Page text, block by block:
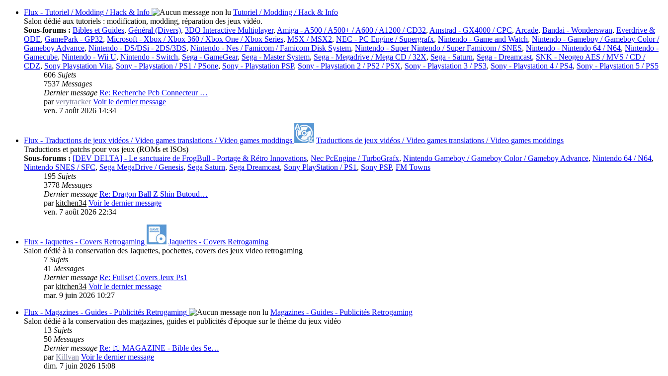
Flux - Tutoriel / Modding / Hack & Info
Tutoriel / Modding / Hack & Info
Salon dédié aux tutoriels : modification, modding, réparation des jeux vidéo.
Sous-forums : Bibles et Guides, Général (Divers), 3DO Interactive Multiplayer, Amiga - A500 / A500+ / A600 / A1200 / CD32, Amstrad - GX4000 / CPC, Arcade, Bandai - Wonderswan, Everdrive &
ODE, GamePark - GP32, Microsoft - Xbox / Xbox 360 / Xbox One / Xbox Series, MSX / MSX2, NEC - PC Engine / Supergrafx, Nintendo - Game and Watch, Nintendo - Gameboy / Gameboy Color /
Gameboy Advance, Nintendo - DS/DSi - 2DS/3DS, Nintendo - Nes / Famicom / Famicom Disk System, Nintendo - Super Nintendo / Super Famicom / SNES, Nintendo - Nintendo 64 / N64, Nintendo -
Gamecube, Nintendo - Wii U, Nintendo - Switch, Sega - GameGear, Sega - Master System, Sega - Megadrive / Mega CD / 32X, Sega - Saturn, Sega - Dreamcast, SNK - Neogeo AES / MVS / CD /
CDZ, Sony Playstation Vita, Sony - Playstation / PS1 / PSone, Sony - Playstation PSP, Sony - Playstation 2 / PS2 / PSX, Sony - Playstation 3 / PS3, Sony - Playstation 4 / PS4, Sony - Playstation 5 / PS5
606 Sujets
7537 Messages
Dernier message Re: Recherche Pcb Connecteur …
parverytracker Voir le dernier message
ven. 7 août 2026 14:34
Flux - Traductions de jeux vidéos / Video games translations / Video games moddings
Traductions de jeux vidéos / Video games translations / Video games moddings
Traductions et patchs pour vos jeux (ROMs et ISOs)
Sous-forums : [DEV DELTA] - Le sanctuaire de FrogBull - Portage & Rétro Innovations, Nec PcEngine / TurboGrafx, Nintendo Gameboy / Gameboy Color / Gameboy Advance, Nintendo 64 / N64,
Nintendo SNES / SFC, Sega MegaDrive / Genesis, Sega Saturn, Sega Dreamcast, Sony PlayStation / PS1 , Sony PSP, FM Towns
195 Sujets
3778 Messages
Dernier message Re: Dragon Ball Z Shin Butoud…
parkitchen34 Voir le dernier message
ven. 7 août 2026 22:34
Flux - Jaquettes - Covers Retrogaming
Jaquettes - Covers Retrogaming
Salon dédié à la conservation des Jaquettes, pochettes, covers des jeux video retrogaming
7 Sujets
41 Messages
Dernier message Re: Fullset Covers Jeux Ps1
parkitchen34 Voir le dernier message
mar. 9 juin 2026 10:27
Flux - Magazines - Guides - Publicités Retrogaming
Magazines - Guides - Publicités Retrogaming
Salon dédié à la conservation des magazines, guides et publicités d'époque sur le théme du jeux vidéo
13 Sujets
50 Messages
Dernier message Re: 📖 MAGAZINE - Bible des Se…
parKillvan Voir le dernier message
dim. 7 juin 2026 15:08